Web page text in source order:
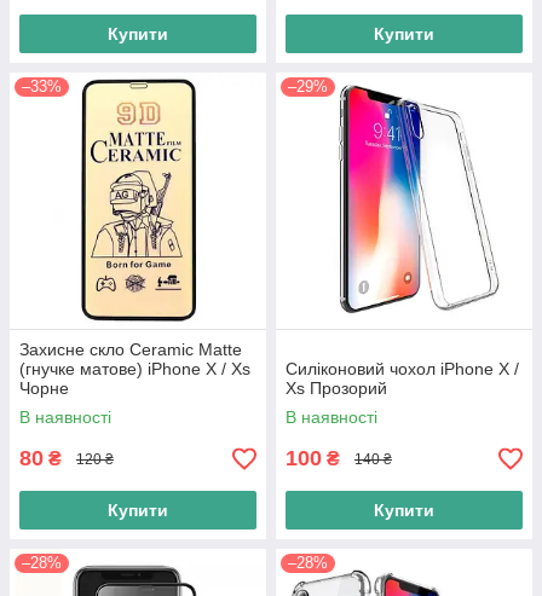
Купити Купити
–33%
Захисне скло Ceramic Matte
(гнучке матове) iPhone X / Xs
Чорне
В наявності
80 ₴ 120 ₴
Купити
–29%
Силіконовий чохол iPhone X /
Xs Прозорий
В наявності
100 ₴ 140 ₴
Купити
–28% –28%